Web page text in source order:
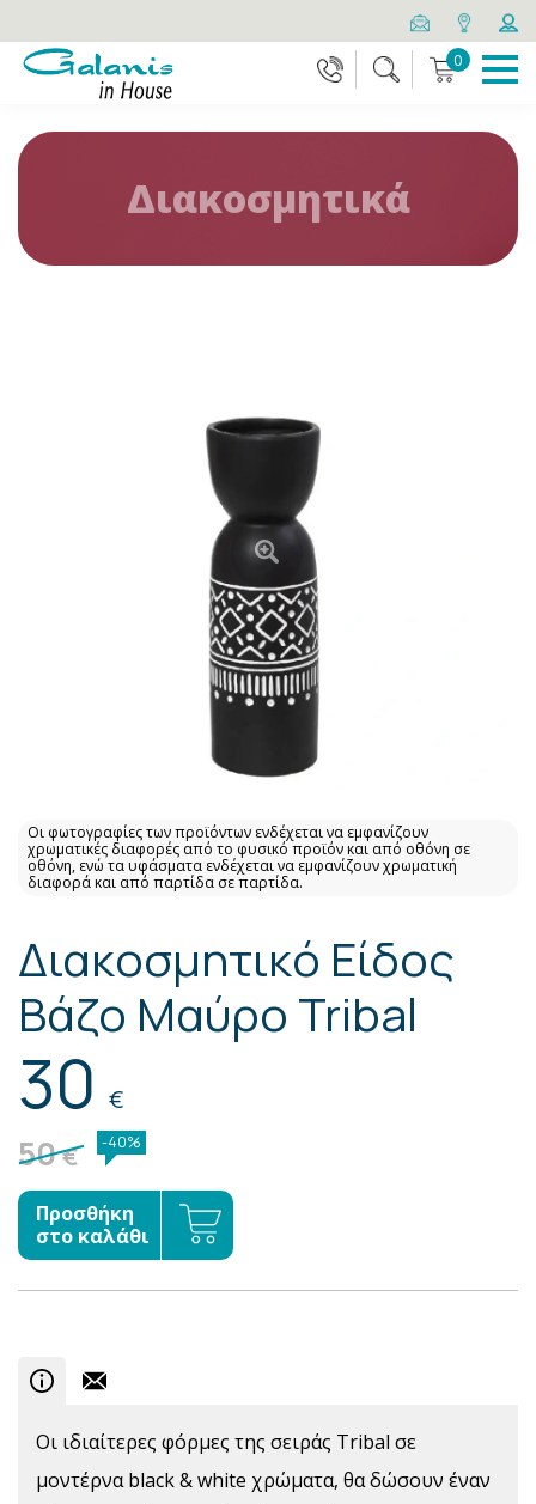
0
Διακοσμητικά
Οι φωτογραφίες των προϊόντων ενδέχεται να εμφανίζουν
χρωματικές διαφορές από το φυσικό προϊόν και από οθόνη σε
οθόνη, ενώ τα υφάσματα ενδέχεται να εμφανίζουν χρωματική
διαφορά και από παρτίδα σε παρτίδα.
Διακοσμητικό Είδος
Βάζο Μαύρο Tribal
30 €
50€ -40%
Προσθήκη
στο καλάθι
Οι ιδιαίτερες φόρμες της σειράς Tribal σε
μοντέρνα black & white χρώματα, θα δώσουν έναν